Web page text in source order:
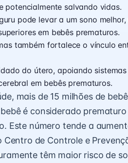
potencialmente salvando vidas.
pode levar a um sono
em bebês prematuros.
também fortalece o vínculo
do útero, apoiando
em bebês prematuros.
mais de 15 milhões de
é considerado
Este número tende a
de Controle e
têm maior risco de